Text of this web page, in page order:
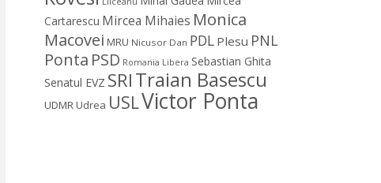
Cartarescu Mircea Mihaies Monica
Macovei MRU Nicusor Dan PDL Plesu PNL
Ponta PSD Romania Libera Sebastian Ghita
Senatul EVZ SRITraian Basescu
UDMRUdrea USLVictor Ponta